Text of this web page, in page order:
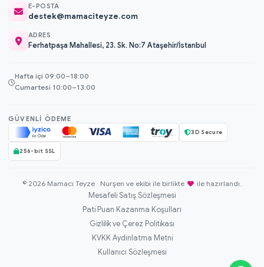
E-POSTA
destek@mamaciteyze.com
ADRES
Ferhatpaşa Mahallesi, 23. Sk. No:7 Ataşehir/İstanbul
Hafta içi 09:00–18:00
Cumartesi 10:00–13:00
GÜVENLI ÖDEME
3D Secure
256-bit SSL
© 2026 Mamacı Teyze · Nurşen ve ekibi ile birlikte ile hazırlandı.
Mesafeli Satış Sözleşmesi
Pati Puan Kazanma Koşulları
Gizlilik ve Çerez Politikası
KVKK Aydınlatma Metni
Kullanıcı Sözleşmesi